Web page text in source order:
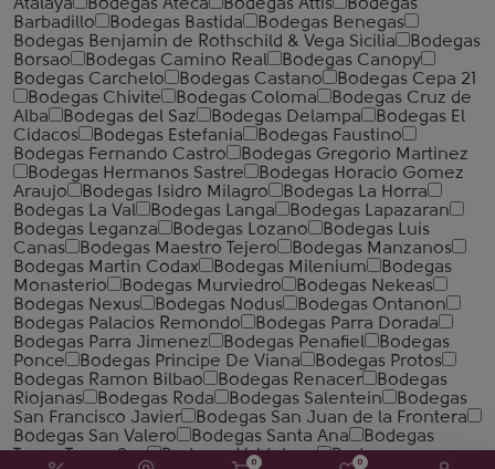
0 0
Atalaya
Bodegas Ateca Bodegas Attis
Bodegas
Barbadillo
Bodegas Bastida
Bodegas Benegas
Bodegas Benjamin de Rothschild & Vega Sicilia
Bodegas
Borsao
Bodegas Camino Real
Bodegas Canopy
Bodegas Carchelo
Bodegas Castano
Bodegas Cepa 21
Bodegas Chivite
Bodegas Coloma
Bodegas Cruz de
Alba
Bodegas del Saz Bodegas Delampa
Bodegas El
Cidacos
Bodegas Estefania
Bodegas Faustino
Bodegas Fernando Castro
Bodegas Gregorio Martinez
Bodegas Hermanos Sastre
Bodegas Horacio Gomez
Araujo
Bodegas Isidro Milagro
Bodegas La Horra
Bodegas La Val
Bodegas Langa
Bodegas Lapazaran
Bodegas Leganza
Bodegas Lozano
Bodegas Luis
Canas
Bodegas Maestro Tejero
Bodegas Manzanos
Bodegas Martin Codax
Bodegas Milenium
Bodegas
Monasterio
Bodegas Murviedro
Bodegas Nekeas
Bodegas Nexus
Bodegas Nodus
Bodegas Ontanon
Bodegas Palacios Remondo
Bodegas Parra Dorada
Bodegas Parra Jimenez
Bodegas Penafiel
Bodegas
Ponce
Bodegas Principe De Viana
Bodegas Protos
Bodegas Ramon Bilbao
Bodegas Renacer
Bodegas
Riojanas
Bodegas Roda Bodegas Salentein
Bodegas
San Francisco Javier
Bodegas San Juan de la Frontera
Bodegas San Valero
Bodegas Santa Ana
Bodegas
Tagua Tagua Spa
Bodegas Valdelana
Bodegas